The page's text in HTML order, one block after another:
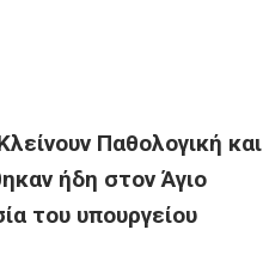
Παθολογική και
ήδη στον Άγιο
του υπουργείου